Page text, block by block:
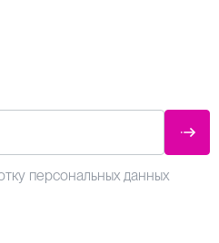
персональных данных